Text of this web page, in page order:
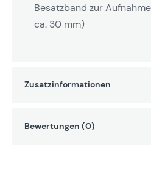
Besatzband zur
ca. 30 mm)
Zusatzinformationen
Bewertungen (0)